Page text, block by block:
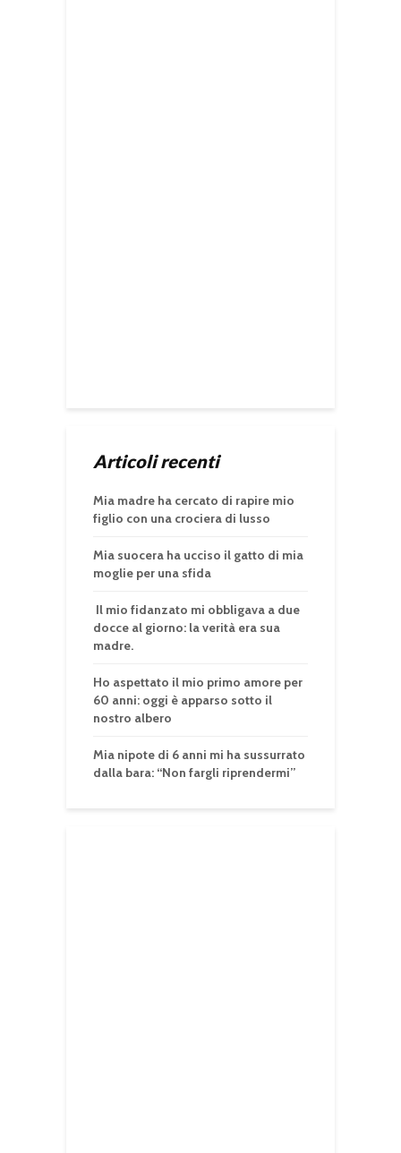
Articoli recenti
Mia madre ha cercato di rapire mio
figlio con una crociera di lusso
Mia suocera ha ucciso il gatto di mia
moglie per una sfida
Il mio fidanzato mi obbligava a due
docce al giorno: la verità era sua
madre.
Ho aspettato il mio primo amore per
60 anni: oggi è apparso sotto il
nostro albero
Mia nipote di 6 anni mi ha sussurrato
dalla bara: “Non fargli riprendermi”